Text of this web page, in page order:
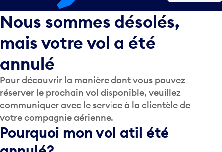
Nous sommes désolés,
mais votre vol a été
annulé
Pour découvrir la manière dont vous pouvez
réserver le prochain vol disponible, veuillez
communiquer avec le service à la clientèle de
votre compagnie aérienne.
Pourquoi mon vol a­t­il été